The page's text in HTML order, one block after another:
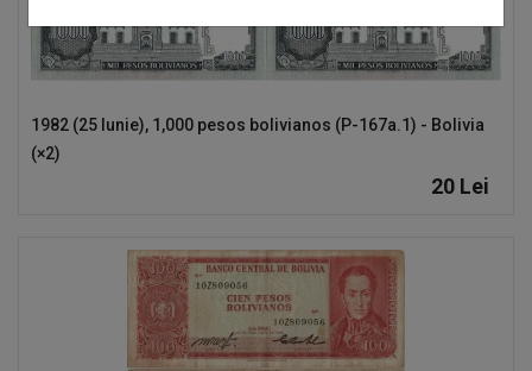
1982 (25 Iunie), 1,000 pesos bolivianos (P-167a.1) - Bolivia
(×2)
20 Lei